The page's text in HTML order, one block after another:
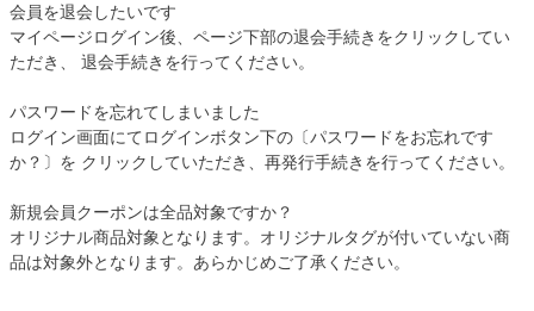
会員を退会したいです
マイページログイン後、ページ下部の退会手続きをクリックしてい
ただき、 退会手続きを行ってください。
パスワードを忘れてしまいました
ログイン画面にてログインボタン下の〔パスワードをお忘れです
か？〕を クリックしていただき、再発行手続きを行ってください。
新規会員クーポンは全品対象ですか？
オリジナル商品対象となります。オリジナルタグが付いていない商
品は対象外となります。あらかじめご了承ください。